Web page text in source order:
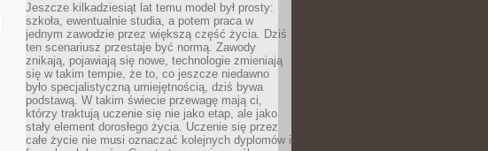
Jeszcze kilkadziesiąt lat temu model był prosty:
szkoła, ewentualnie studia, a potem praca w
jednym zawodzie przez większą część życia. Dziś
ten scenariusz przestaje być normą. Zawody
znikają, pojawiają się nowe, technologie zmieniają
się w takim tempie, że to, co jeszcze niedawno
było specjalistyczną umiejętnością, dziś bywa
podstawą. W takim świecie przewagę mają ci,
którzy traktują uczenie się nie jako etap, ale jako
stały element dorosłego życia. Uczenie się przez
całe życie nie musi oznaczać kolejnych dyplomów i